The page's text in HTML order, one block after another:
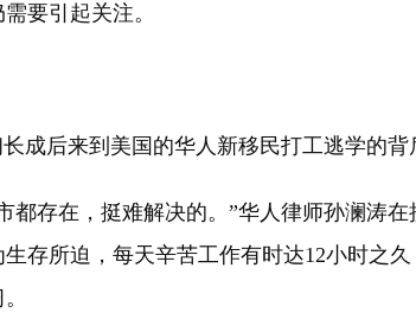
要引起关注。
后来到美国的华人新移民打工逃学的背
存在，挺难解决的。”华人律师孙澜涛在
存所迫，每天辛苦工作有时达12小时之